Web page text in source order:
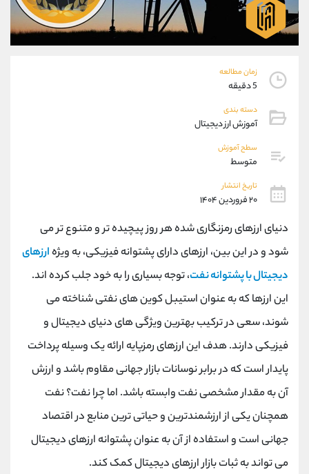
زمان مطالعه
5 دقیقه
دسته بندی
آموزش ارز دیجیتال
سطح آموزش
متوسط
تاریخ انتشار
۲۰ فروردین ۱۴۰۴
دنیای ارزهای رمزنگاری شده هر روز پیچیده تر و متنوع تر می
شود و در این بین، ارزهای دارای پشتوانه فیزیکی، به ویژهارزهای
دیجیتال با پشتوانه نفت، توجه بسیاری را به خود جلب کرده اند.
این ارزها که به عنوان استیبل کوین های نفتی شناخته می
شوند، سعی در ترکیب بهترین ویژگی های دنیای دیجیتال و
فیزیکی دارند. هدف این ارزهای رمزپایه ارائه یک وسیله پرداخت
پایدار است که در برابر نوسانات بازار جهانی مقاوم باشد و ارزش
آن به مقدار مشخصی نفت وابسته باشد. اما چرا نفت؟ نفت
همچنان یکی از ارزشمندترین و حیاتی ترین منابع در اقتصاد
جهانی است و استفاده از آن به عنوان پشتوانه ارزهای دیجیتال
می تواند به ثبات بازار ارزهای دیجیتال کمک کند.
09194198792
واتساپ شروع گفتگو
تلگرام
پشتیبان فروش
موبایل
اطلاعات تماس (دفتر فروش)
تلفن 021-22021030
021-22021040
بدون پیش شماره
اینستاگرام @alireza.mehrabii
کانال تلگرام @alirezamehrabi_com
@alirezamehrabi_official